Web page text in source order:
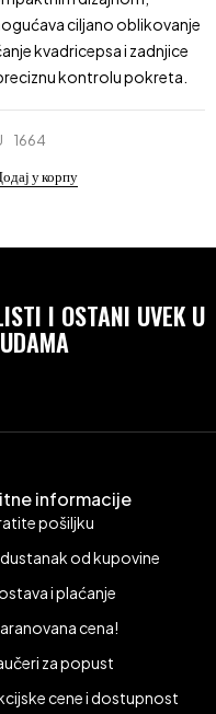
ciljano oblikovanje
kvadricepsa i zadnjice
kontrolu pokreta.
1664
у корпу
I OSTANI UVEK U
informacije
pošiljku
od kupovine
i plaćanje
cena!
za popust
cene i dostupnost